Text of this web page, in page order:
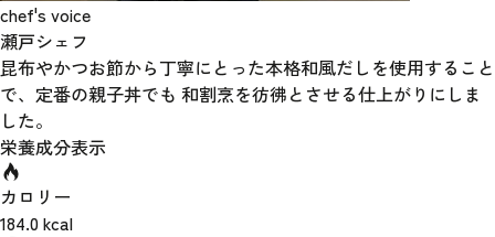
chef's voice
瀬戸シェフ
昆布やかつお節から丁寧にとった本格和風だしを使用すること
で、定番の親子丼でも 和割烹を彷彿とさせる仕上がりにしま
した。
栄養成分表示
カロリー
184.0kcal